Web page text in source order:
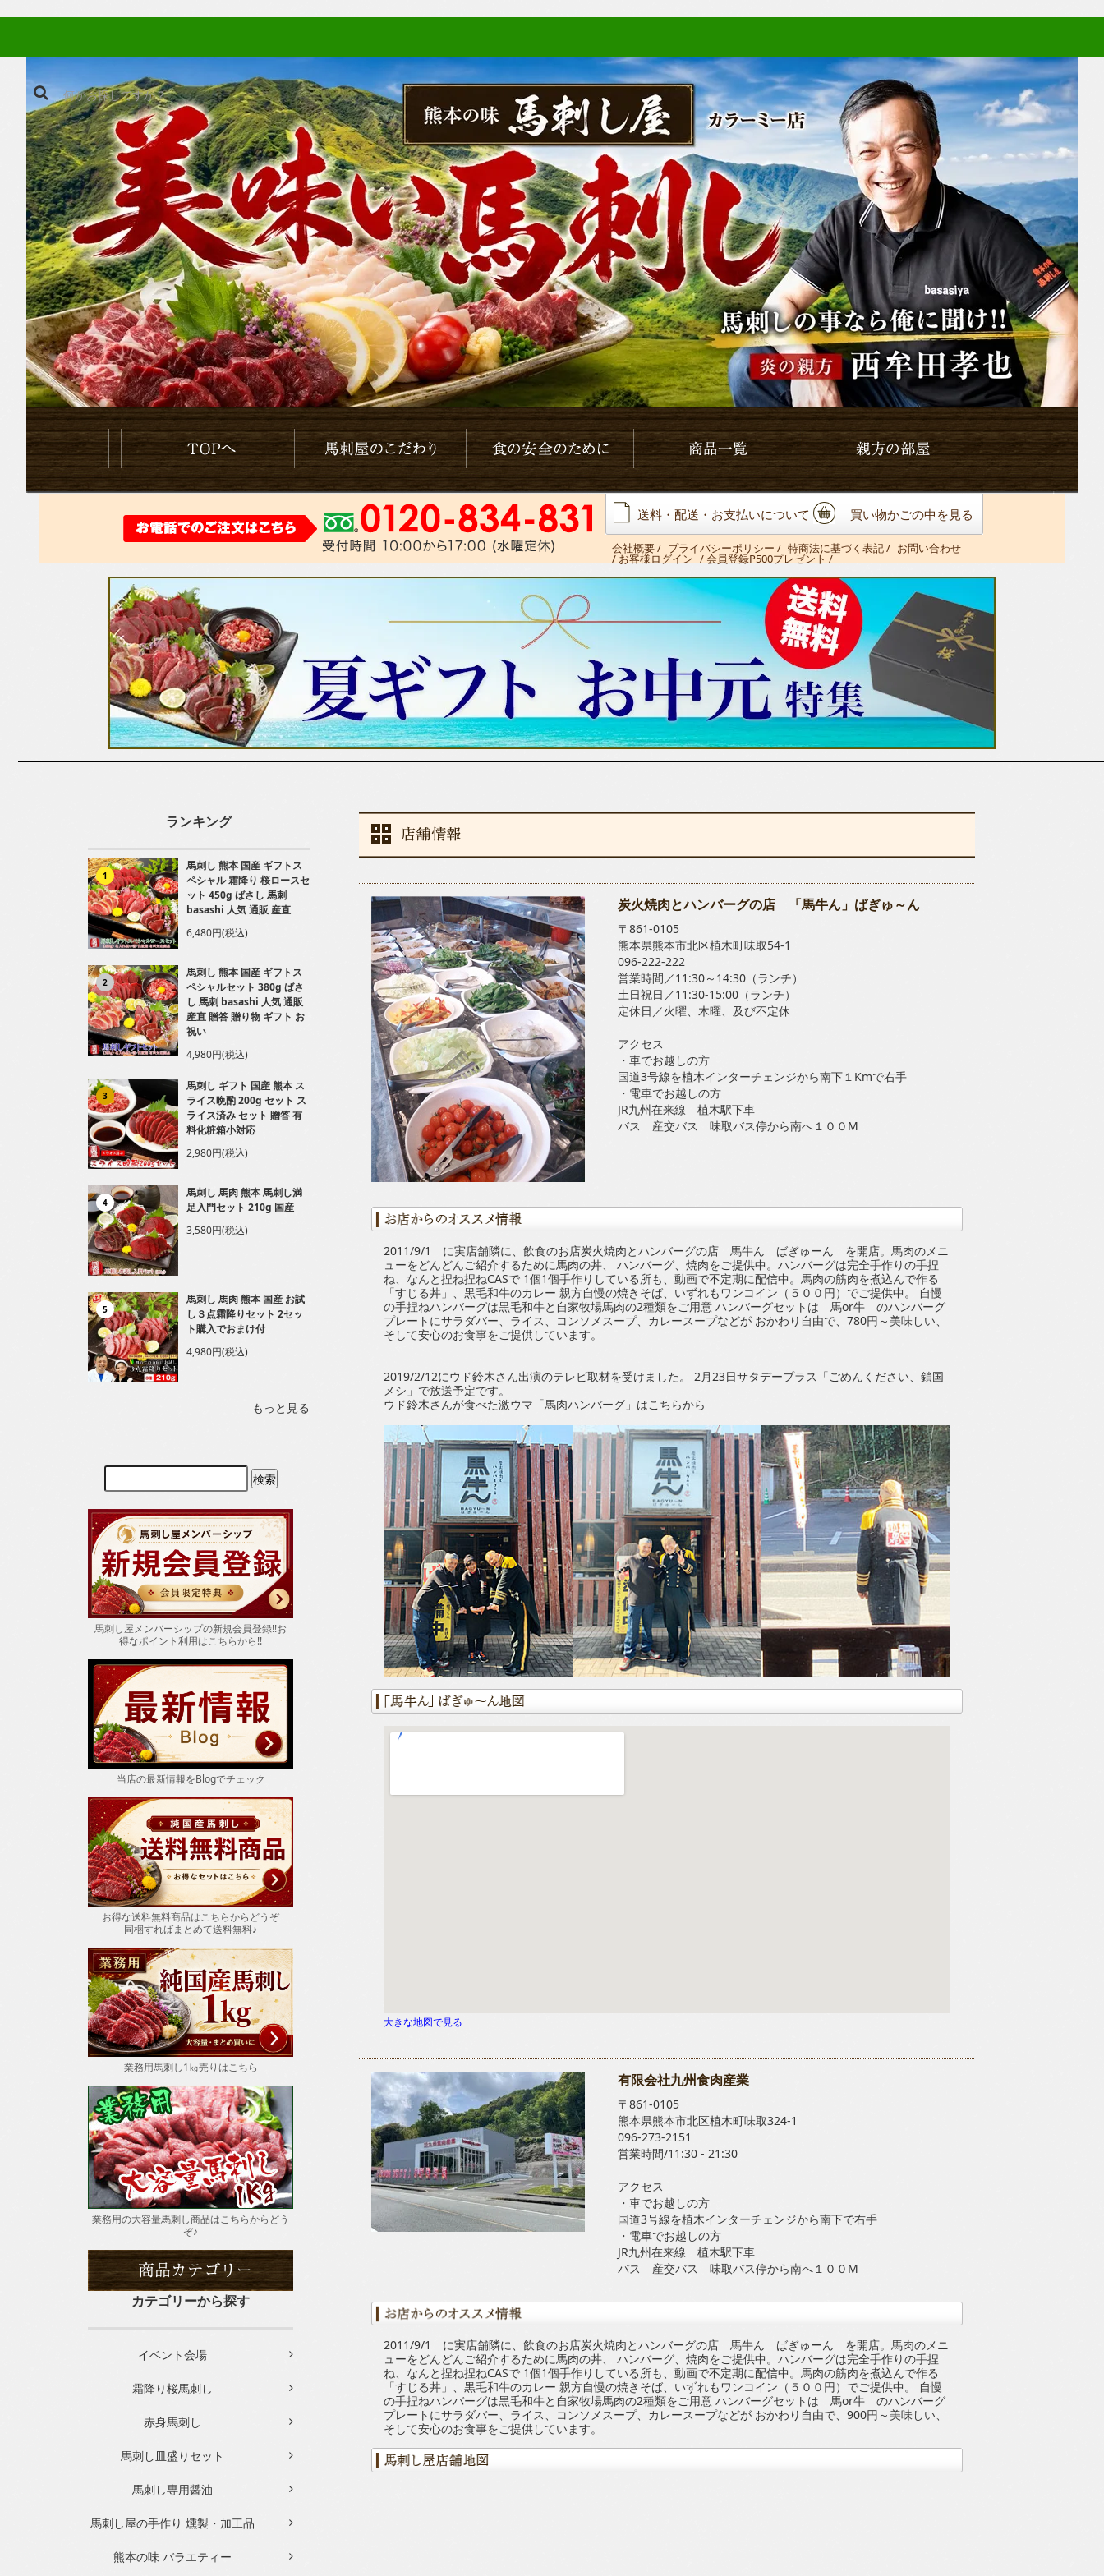
馬刺やのこだわり 食の安全の為に 親方の部屋
送料・配送・お支払いについて 買い物かごの中を見る
会社概要/ プライバシーポリシー / 特商法に基づく表記/ お問い合わせ
/ お客様ログイン / 会員登録P500プレゼント /
ランキング
1
馬刺し 熊本 国産 ギフトス
ペシャル 霜降り 桜ロースセ
ット 450g ばさし 馬刺
basashi 人気 通販 産直
6,480円(税込)
2
馬刺し 熊本 国産 ギフトス
ペシャルセット 380g ばさ
し 馬刺 basashi 人気 通販
産直 贈答 贈り物 ギフト お
祝い
4,980円(税込)
3
馬刺し ギフト 国産 熊本 ス
ライス晩酌 200g セット ス
ライス済み セット 贈答 有
料化粧箱小対応
2,980円(税込)
4
馬刺し 馬肉 熊本 馬刺し満
足入門セット 210g 国産
3,580円(税込)
5
馬刺し 馬肉 熊本 国産 お試
し３点霜降りセット 2セッ
ト購入でおまけ付
4,980円(税込)
もっと見る
馬刺し屋メンバーシップの新規会員登録!!お
得なポイント利用はこちらから!!
当店の最新情報をBlogでチェック
お得な送料無料商品はこちらからどうぞ
同梱すればまとめて送料無料♪
業務用馬刺し1㎏売りはこちら
業務用の大容量馬刺し商品はこちらからどう
ぞ♪
カテゴリーから探す
イベント会場
霜降り桜馬刺し
赤身馬刺し
馬刺し皿盛りセット
馬刺し専用醤油
馬刺し屋の手作り 燻製・加工品
熊本の味 バラエティー
炭火焼肉とハンバーグの店 「馬牛ん」ばぎゅ～ん
〒861-0105
熊本県熊本市北区植木町味取54-1
096-222-222
営業時間／11:30～14:30（ランチ）
土日祝日／11:30-15:00（ランチ）
定休日／火曜、木曜、及び不定休
アクセス
・車でお越しの方
国道3号線を植木インターチェンジから南下１Kmで右手
・電車でお越しの方
JR九州在来線 植木駅下車
バス 産交バス 味取バス停から南へ１００M
2011/9/1 に実店舗隣に、飲食のお店炭火焼肉とハンバーグの店 馬牛ん ばぎゅーん を開店。馬肉のメニ
ューをどんどんご紹介するために馬肉の丼、 ハンバーグ、焼肉をご提供中。ハンバーグは完全手作りの手捏
ね、なんと捏ね捏ねCASで 1個1個手作りしている所も、動画で不定期に配信中。馬肉の筋肉を煮込んで作る
「すじる丼」、黒毛和牛のカレー 親方自慢の焼きそば、いずれもワンコイン（５００円）でご提供中。 自慢
の手捏ねハンバーグは黒毛和牛と自家牧場馬肉の2種類をご用意 ハンバーグセットは 馬or牛 のハンバーグ
プレートにサラダバー、ライス、コンソメスープ、カレースープなどが おかわり自由で、780円～美味しい、
そして安心のお食事をご提供しています。
2019/2/12にウド鈴木さん出演のテレビ取材を受けました。 2月23日サタデープラス「ごめんください、鎖国
メシ」で放送予定です。
ウド鈴木さんが食べた激ウマ 「馬肉ハンバーグ」 はこちらから
大きな地図で見る
有限会社九州食肉産業
〒861-0105
熊本県熊本市北区植木町味取324-1
096-273-2151
営業時間/11:30 - 21:30
アクセス
・車でお越しの方
国道3号線を植木インターチェンジから南下で右手
・電車でお越しの方
JR九州在来線 植木駅下車
バス 産交バス 味取バス停から南へ１００M
2011/9/1 に実店舗隣に、飲食のお店炭火焼肉とハンバーグの店 馬牛ん ばぎゅーん を開店。馬肉のメニ
ューをどんどんご紹介するために馬肉の丼、 ハンバーグ、焼肉をご提供中。ハンバーグは完全手作りの手捏
ね、なんと捏ね捏ねCASで 1個1個手作りしている所も、動画で不定期に配信中。馬肉の筋肉を煮込んで作る
「すじる丼」、黒毛和牛のカレー 親方自慢の焼きそば、いずれもワンコイン（５００円）でご提供中。 自慢
の手捏ねハンバーグは黒毛和牛と自家牧場馬肉の2種類をご用意 ハンバーグセットは 馬or牛 のハンバーグ
プレートにサラダバー、ライス、コンソメスープ、カレースープなどが おかわり自由で、900円～美味しい、
そして安心のお食事をご提供しています。